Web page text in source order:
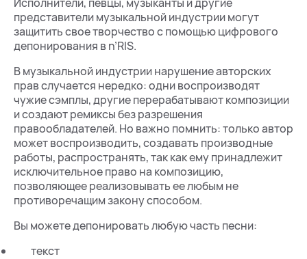
представители музыкальной индустрии могут
защитить свое творчество с помощью цифрового
депонирования в n’RIS.
В музыкальной индустрии нарушение авторских
прав случается нередко: одни воспроизводят
чужие сэмплы, другие перерабатывают композиции
и создают ремиксы без разрешения
правообладателей. Но важно помнить: только автор
может воспроизводить, создавать производные
работы, распространять, так как ему принадлежит
исключительное право на композицию,
позволяющее реализовывать ее любым не
противоречащим закону способом.
Вы можете депонировать любую часть песни:
текст